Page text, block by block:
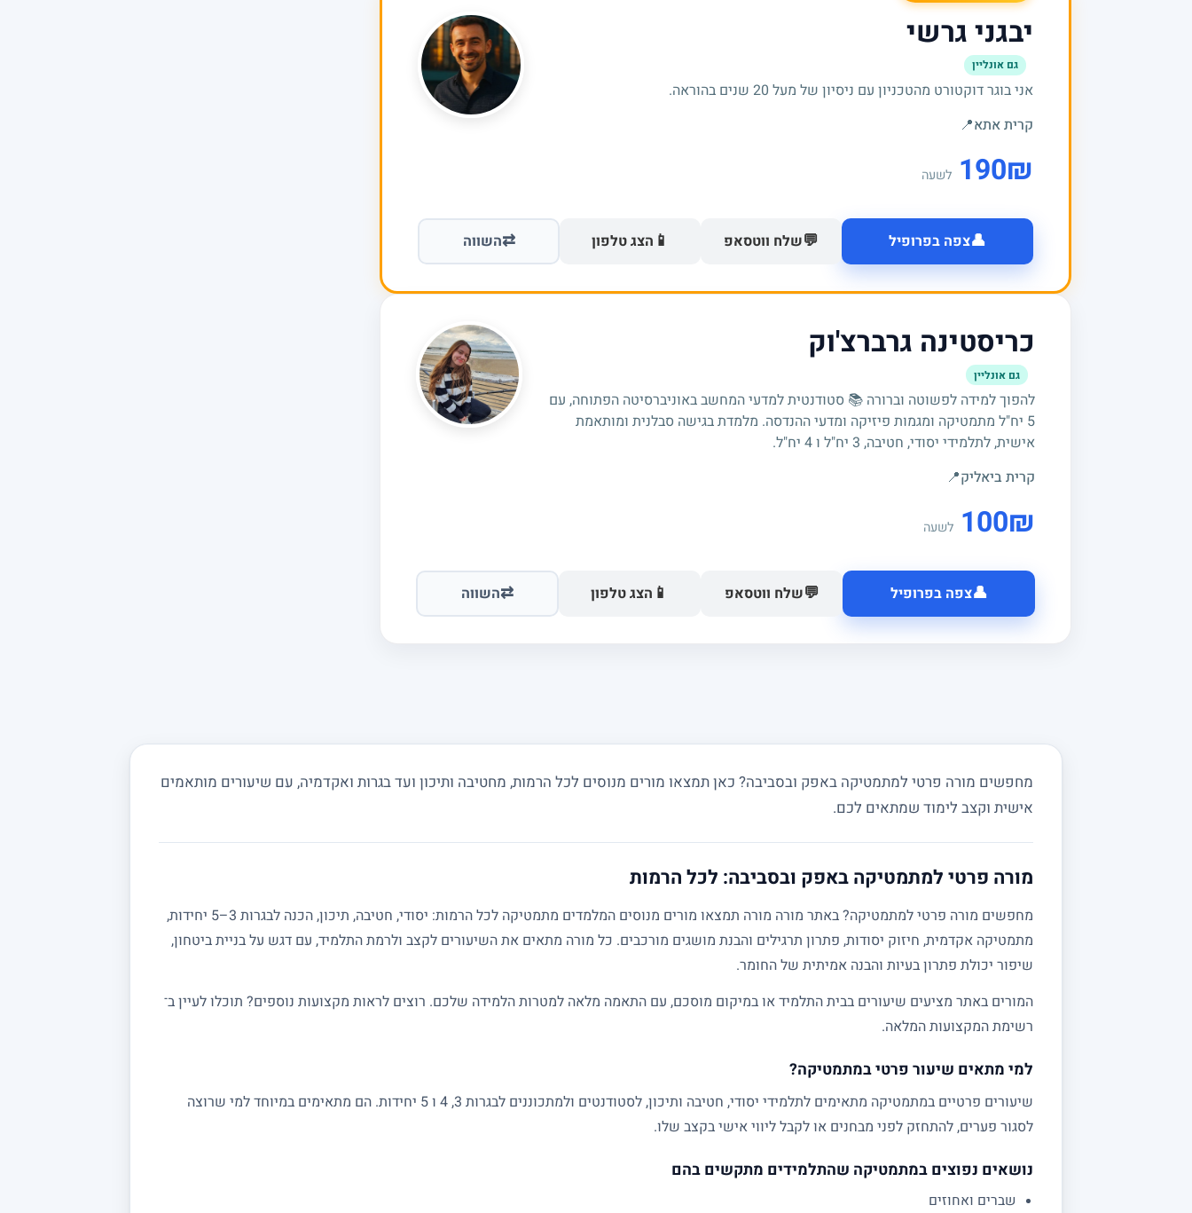
יבגני גרשי
גם אונליין
אני בוגר דוקטורט מהטכניון עם ניסיון של מעל 20 שנים בהוראה.
קרית אתא📍
₪
190 לשעה
👤צפה בפרופיל 💬שלח ווטסאפ 📱 הצג טלפון ⇄השווה
כריסטינה גרברצ'וק
גם אונליין
להפוך למידה לפשוטה וברורה 📚 סטודנטית למדעי המחשב באוניברסיטה הפתוחה, עם
5 יח"ל מתמטיקה ומגמות פיזיקה ומדעי ההנדסה. מלמדת בגישה סבלנית ומותאמת
אישית, לתלמידי יסודי, חטיבה, 3 יח"ל ו 4 יח"ל.
קרית ביאליק📍
₪
100 לשעה
👤צפה בפרופיל 💬שלח ווטסאפ 📱 הצג טלפון ⇄השווה
מחפשים מורה פרטי למתמטיקה באפק ובסביבה? כאן תמצאו מורים מנוסים לכל הרמות, מחטיבה ותיכון ועד בגרות ואקדמיה, עם שיעורים מותאמים
אישית וקצב לימוד שמתאים לכם.
מורה פרטי למתמטיקה באפק ובסביבה: לכל הרמות
מחפשים מורה פרטי למתמטיקה? באתר מורה מורה תמצאו מורים מנוסים המלמדים מתמטיקה לכל הרמות: יסודי, חטיבה, תיכון, הכנה לבגרות 3–5 יחידות,
מתמטיקה אקדמית, חיזוק יסודות, פתרון תרגילים והבנת מושגים מורכבים. כל מורה מתאים את השיעורים לקצב ולרמת התלמיד, עם דגש על בניית ביטחון,
שיפור יכולת פתרון בעיות והבנה אמיתית של החומר.
המורים באתר מציעים שיעורים בבית התלמיד או במיקום מוסכם, עם התאמה מלאה למטרות הלמידה שלכם. רוצים לראות מקצועות נוספים? תוכלו לעיין ב־
רשימת המקצועות המלאה.
למי מתאים שיעור פרטי במתמטיקה?
שיעורים פרטיים במתמטיקה מתאימים לתלמידי יסודי, חטיבה ותיכון, לסטודנטים ולמתכוננים לבגרות 3, 4 ו 5 יחידות. הם מתאימים במיוחד למי שרוצה
לסגור פערים, להתחזק לפני מבחנים או לקבל ליווי אישי בקצב שלו.
נושאים נפוצים במתמטיקה שהתלמידים מתקשים בהם
שברים ואחוזים